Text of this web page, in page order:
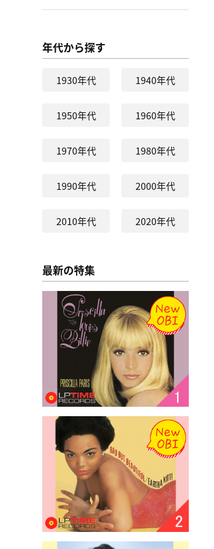
年代から探す
1930年代 1940年代
1950年代 1960年代
1970年代 1980年代
1990年代 2000年代
2010年代 2020年代
最新の特集